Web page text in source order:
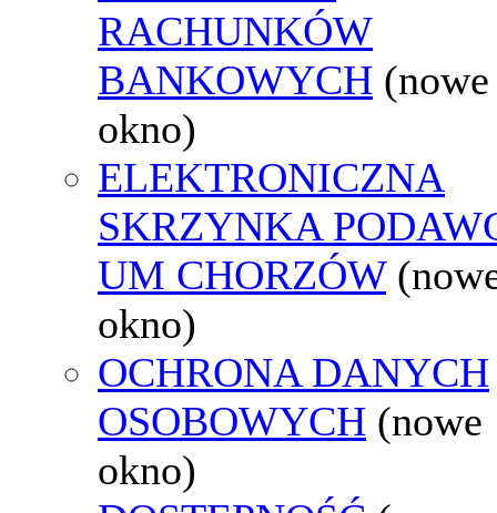
RACHUNKÓW
BANKOWYCH (nowe
okno)
ELEKTRONICZNA
SKRZYNKA
UM CHORZÓW
okno)
OCHRONA DANYCH
OSOBOWYCH (nowe
okno)